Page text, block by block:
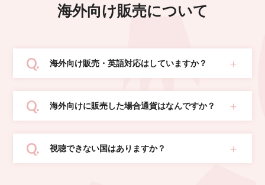
海外向け販売について
海外向け販売・英語対応はしていますか？
海外向けに販売した場合通貨はなんですか？
視聴できない国はありますか？